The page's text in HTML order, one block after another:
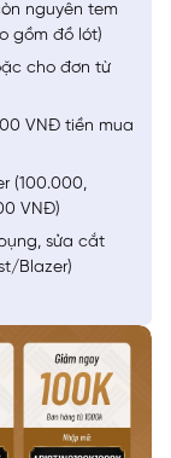
nguyên tem
gồm đồ lót)
cho đơn từ
VNĐ tiền mua
(100.000,
VNĐ)
sửa cắt
Blazer)